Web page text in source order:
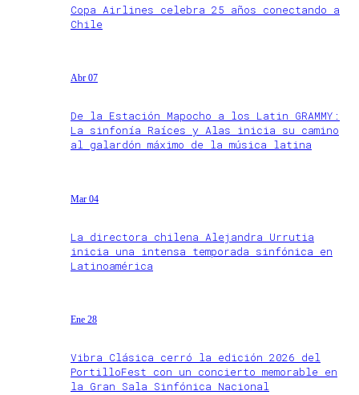
Copa Airlines celebra 25 años conectando a
Chile
Abr 07
De la Estación Mapocho a los Latin GRAMMY:
La sinfonía Raíces y Alas inicia su camino
al galardón máximo de la música latina
Mar 04
La directora chilena Alejandra Urrutia
inicia una intensa temporada sinfónica en
Latinoamérica
Ene 28
Vibra Clásica cerró la edición 2026 del
PortilloFest con un concierto memorable en
la Gran Sala Sinfónica Nacional